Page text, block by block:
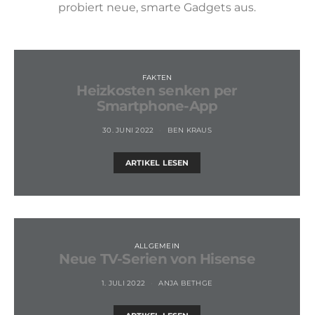
probiert neue, smarte Gadgets aus.
FAKTEN
Heizkosten senken per
Smartphone-App
30. JUNI 2022 BEN KRAUS
ARTIKEL LESEN
ALLGEMEIN
Neue TV-Serien von Hisense
1. JULI 2022 ANJA BETHGE